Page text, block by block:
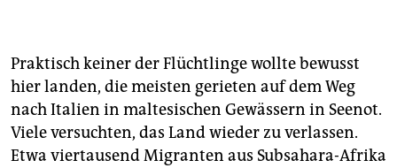
Praktisch keiner der Flüchtlinge wollte bewusst
hier landen, die meisten gerieten auf dem Weg
nach Italien in maltesischen Gewässern in Seenot.
Viele versuchten, das Land wieder zu verlassen.
Etwa viertausend Migranten aus Subsahara-Afrika